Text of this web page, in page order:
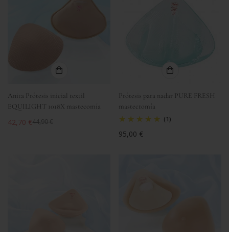
Anita Prótesis inicial textil
EQUILIGHT 1018X mastecomía
Precio
42,70 €
Precio
44,90 €
Prótesis para nadar PURE FRESH
mastectomía
(1)
Precio
95,00 €